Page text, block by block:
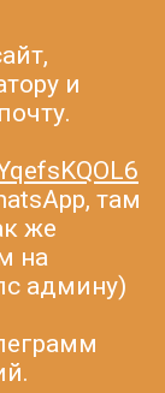
и
там
же
на
админу)